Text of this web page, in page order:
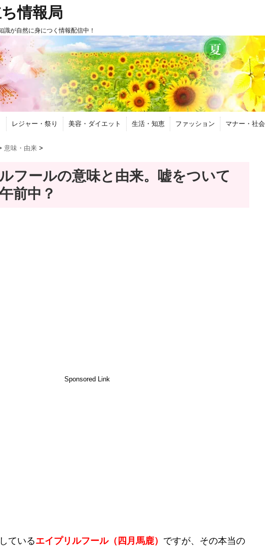
情報局
識が自然に身につく情報配信中！
レジャー・祭り 美容・ダイエット 生活・知恵 ファッション マナー・社会
意味・由来 >
フールの意味と由来。嘘をついて
前中？
Sponsored Link
ているエイプリルフール（四月馬鹿） ですが、その本当の